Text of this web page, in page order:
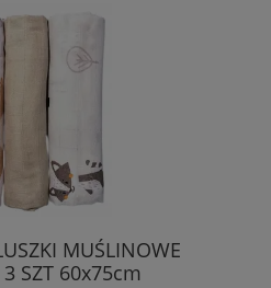
MUŚLINOWE
SZT 60x75cm